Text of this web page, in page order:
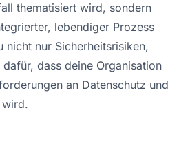
thematisiert wird, sondern
lebendiger Prozess
nicht nur Sicherheitsrisiken,
dass deine Organisation
an Datenschutz und